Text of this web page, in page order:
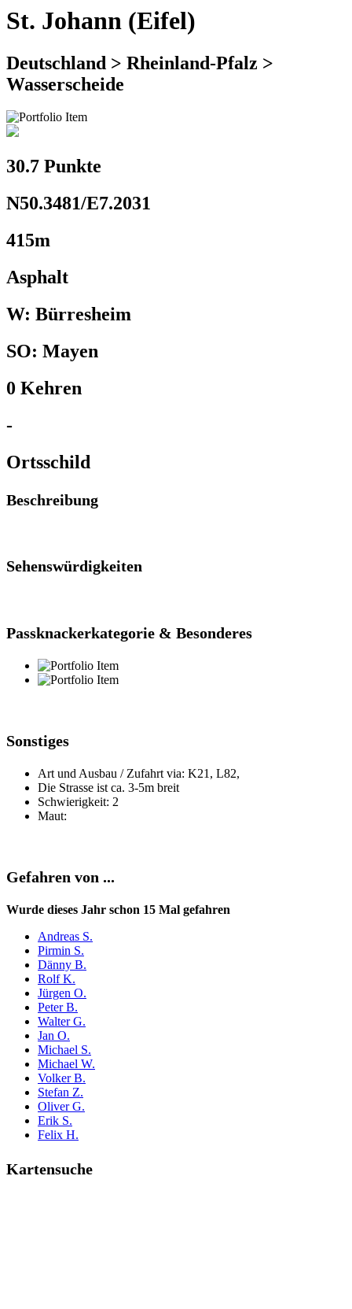
St. Johann (Eifel)
Deutschland > Rheinland-Pfalz >
Wasserscheide
30.7 Punkte
N50.3481/E7.2031
415m
Asphalt
W: Bürresheim
SO: Mayen
0 Kehren
-
Ortsschild
Beschreibung
Sehenswürdigkeiten
Passknackerkategorie & Besonderes
Sonstiges
Art und Ausbau / Zufahrt via: K21, L82,
Die Strasse ist ca. 3-5m breit
Schwierigkeit: 2
Maut:
Gefahren von ...
Wurde dieses Jahr schon 15 Mal gefahren
Andreas S.
Pirmin S.
Dänny B.
Rolf K.
Jürgen O.
Peter B.
Walter G.
Jan O.
Michael S.
Michael W.
Volker B.
Stefan Z.
Oliver G.
Erik S.
Felix H.
Kartensuche